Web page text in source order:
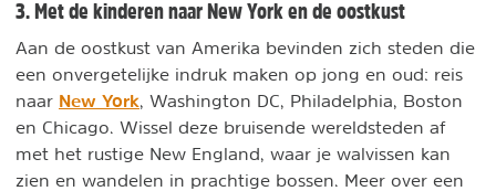
3. Met de kinderen naar New York en de oostkust
Aan de oostkust van Amerika bevinden zich steden die
een onvergetelijke indruk maken op jong en oud: reis
naar New York , Washington DC, Philadelphia, Boston
en Chicago. Wissel deze bruisende wereldsteden af
met het rustige New England, waar je walvissen kan
zien en wandelen in prachtige bossen. Meer over een